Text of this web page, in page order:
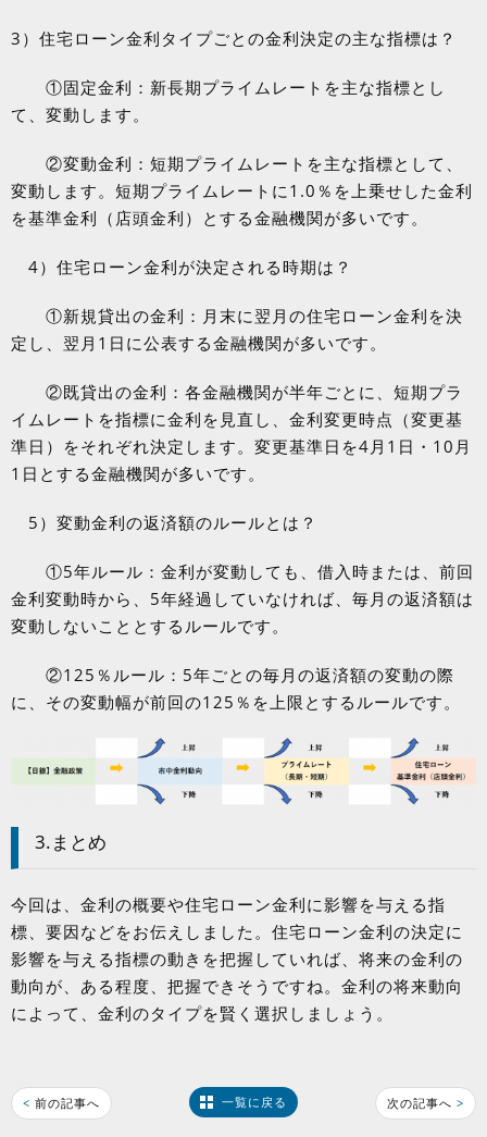
3 ）住宅ローン金利タイプごとの金利決定の主な指標は？
①固定金利：新長期プライムレートを主な指標とし
て、変動します。
②変動金利：短期プライムレートを主な指標として、
変動します。短期プライムレートに1.0 ％を上乗せした金利
を基準金利（店頭金利）とする金融機関が多いです。
4）住宅ローン金利が決定される時期は？
①新規貸出の金利：月末に翌月の住宅ローン金利を決
定し、翌月 1 日に公表する金融機関が多いです。
②既貸出の金利：各金融機関が半年ごとに、短期プラ
イムレートを指標に金利を見直し、金利変更時点（変更基
準日）をそれぞれ決定します。変更基準日を4月 1 日・ 10 月
1 日とする金融機関が多いです。
5 ）変動金利の返済額のルールとは？
①5年ルール：金利が変動しても、借入時または、前回
金利変動時から、 5年経過していなければ、毎月の返済額は
変動しないこととするルールです。
②125 ％ルール： 5年ごとの毎月の返済額の変動の際
に、その変動幅が前回の125 ％を上限とするルールです。
3.まとめ
今回は、金利の概要や住宅ローン金利に影響を与える指
標、要因などをお伝えしました。住宅ローン金利の決定に
影響を与える指標の動きを把握していれば、将来の金利の
動向が、ある程度、把握できそうですね。金利の将来動向
によって、金利のタイプを賢く選択しましょう。
< 前の記事へ 一覧に戻る 次の記事へ >